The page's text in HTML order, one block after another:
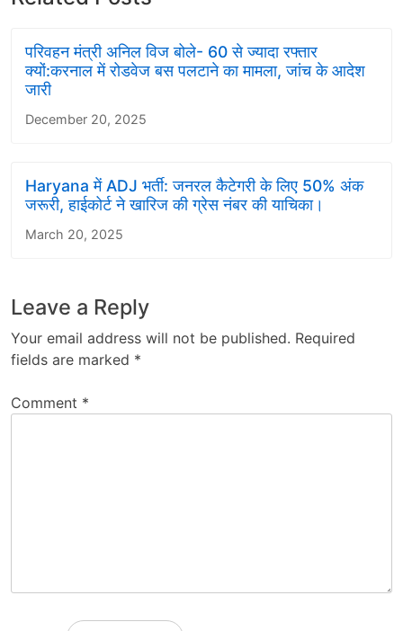
परिवहन मंत्री अनिल विज बोले- 60 से ज्यादा रफ्तार
क्यों:करनाल में रोडवेज बस पलटाने का मामला, जांच के आदेश
जारी
December 20, 2025
Haryana में ADJ भर्ती: जनरल कैटेगरी के लिए 50% अंक
जरूरी, हाईकोर्ट ने खारिज की ग्रेस नंबर की याचिका।
March 20, 2025
Leave a Reply
Your email address will not be published. Required
fields are marked *
Comment *